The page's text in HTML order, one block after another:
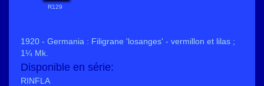
R129
1920 - Germania : Filigrane 'losanges' - vermillon et lilas ;
1¼ Mk.
Disponible en série:
RINFLA